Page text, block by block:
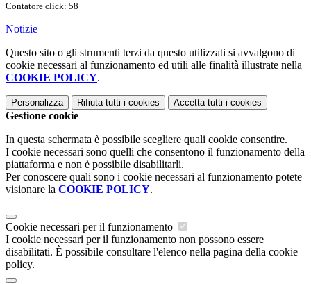
Contatore click: 58
Notizie
Questo sito o gli strumenti terzi da questo utilizzati si avvalgono di
cookie necessari al funzionamento ed utili alle finalità illustrate nella
COOKIE POLICY.
Personalizza Rifiuta tutti i cookies Accetta tutti i cookies
Gestione cookie
In questa schermata è possibile scegliere quali cookie consentire.
I cookie necessari sono quelli che consentono il funzionamento della
piattaforma e non è possibile disabilitarli.
Per conoscere quali sono i cookie necessari al funzionamento potete
visionare la COOKIE POLICY.
Cookie necessari per il funzionamento
I cookie necessari per il funzionamento non possono essere
disabilitati. È possibile consultare l'elenco nella pagina della cookie
policy.